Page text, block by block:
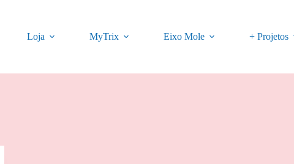
Loja MyTrix Eixo Mole + Projetos